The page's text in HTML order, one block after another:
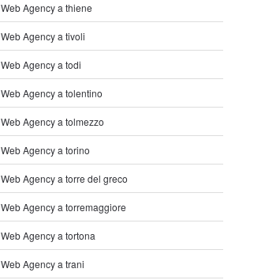
Web Agency a thiene
Web Agency a tivoli
Web Agency a todi
Web Agency a tolentino
Web Agency a tolmezzo
Web Agency a torino
Web Agency a torre del greco
Web Agency a torremaggiore
Web Agency a tortona
Web Agency a trani